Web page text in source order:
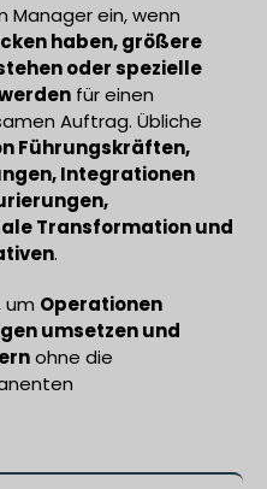
Manager ein, wenn
haben, größere
oder spezielle
für einen
Auftrag. Übliche
Führungskräften,
Integrationen
Transformation und
.
um Operationen
umsetzen und
ohne die